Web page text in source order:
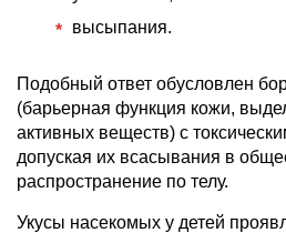
высыпания.
Подобный ответ обусловлен
(барьерная функция кожи,
активных веществ) с
допуская их всасывания в
распространение по телу.
Укусы насекомых у детей